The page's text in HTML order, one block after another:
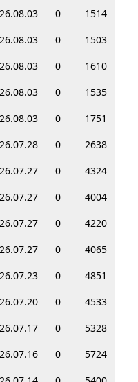
0
1514
0
1503
0
1610
0
1535
0
1751
0
2638
0
4324
0
4004
0
4220
0
4065
0
4851
0
4533
0
5328
0 5724